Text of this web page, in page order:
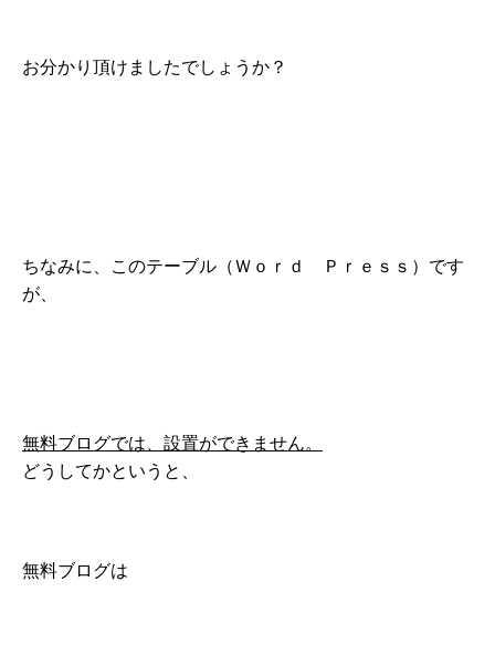
お分かり頂けましたでしょうか？
ちなみに、このテーブル（Ｗｏｒｄ Ｐｒｅｓｓ）です
が、
無料ブログでは、設置ができません。
どうしてかというと、
無料ブログは